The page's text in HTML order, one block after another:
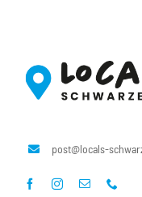
post@locals-